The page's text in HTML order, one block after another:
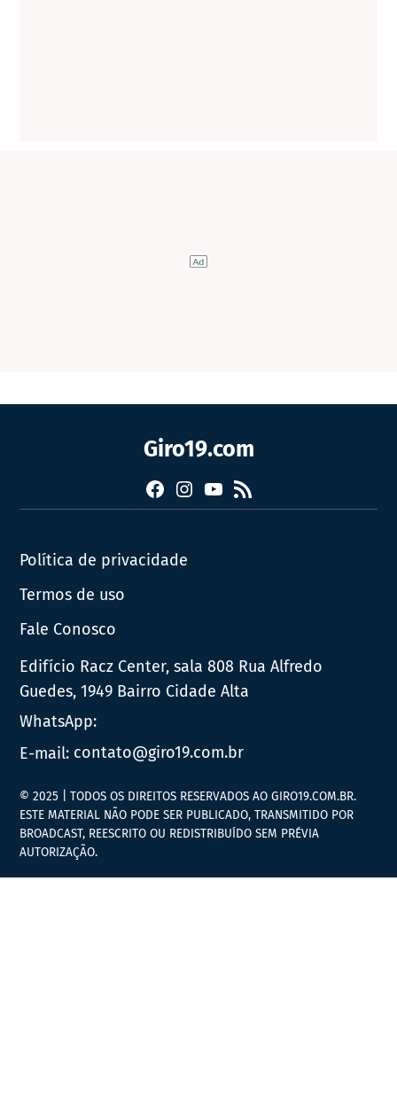
Giro19.com
FacebookInstagram
YouTube
RSS
Política de privacidade
Termos de uso
Fale Conosco
Edifício Racz Center, sala 808 Rua Alfredo
Guedes, 1949 Bairro Cidade Alta
WhatsApp:
E-mail: contato@giro19.com.br
© 2025 | TODOS OS DIREITOS RESERVADOS AO GIRO19.COM.BR.
ESTE MATERIAL NÃO PODE SER PUBLICADO, TRANSMITIDO POR
BROADCAST, REESCRITO OU REDISTRIBUÍDO SEM PRÉVIA
AUTORIZAÇÃO.